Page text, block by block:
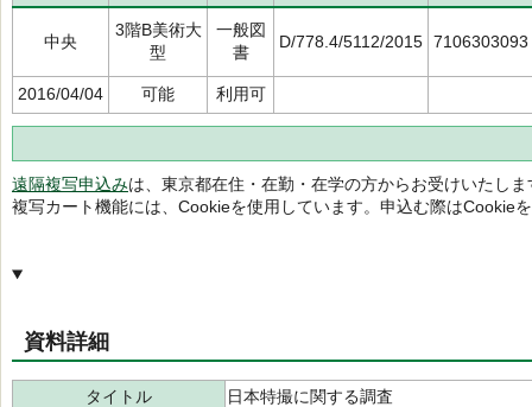
中央
3階B美術大
型
一般図
書
D/778.4/5112/2015 7106303093
2016/04/04 可能 利用可
遠隔複写申込みは、東京都在住・在勤・在学の方からお受けいたしま
複写カート機能には、Cookieを使用しています。申込む際はCookie
資料詳細
タイトル
日本特撮に関する調査